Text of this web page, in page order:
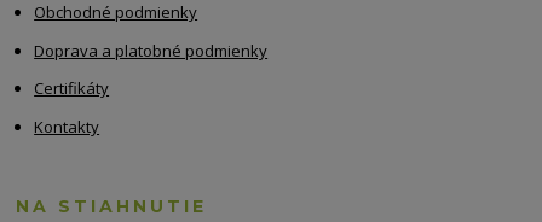
Obchodné podmienky
Doprava a platobné podmienky
Certifikáty
Kontakty
NA STIAHNUTIE